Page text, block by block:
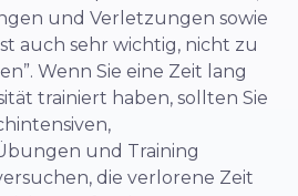
und Verletzungen sowie
auch sehr wichtig, nicht zu
Wenn Sie eine Zeit lang
trainiert haben, sollten Sie
und Training
die verlorene Zeit